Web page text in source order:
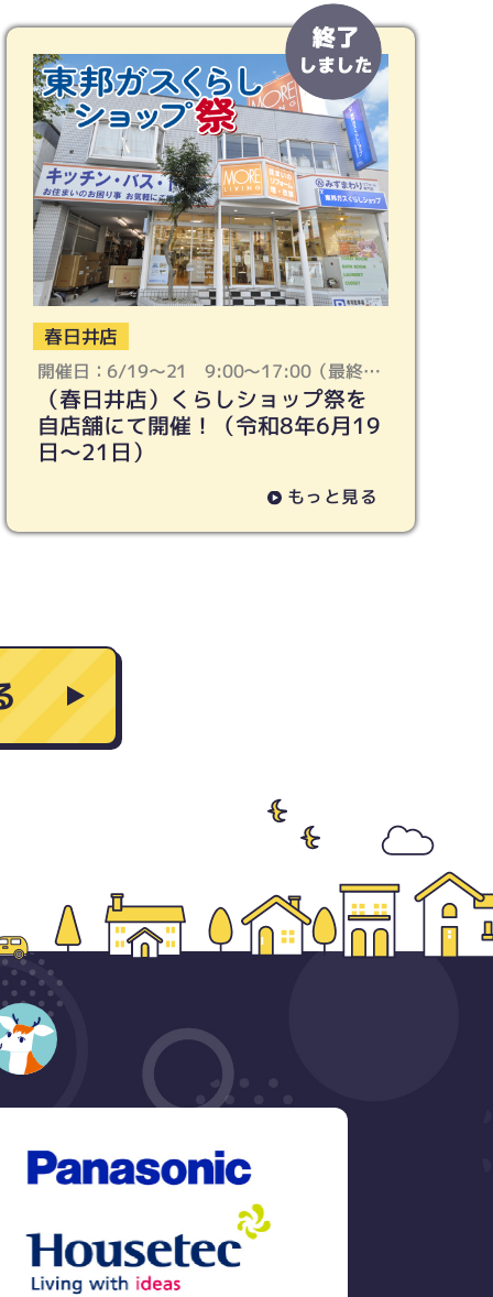
春日井店
開催日：6/19〜21 9:00〜17:00（最終受
付：16:30となります）
（春日井店）くらしショップ祭を
自店舗にて開催！（令和8年6月19
日〜21日）
もっと見る